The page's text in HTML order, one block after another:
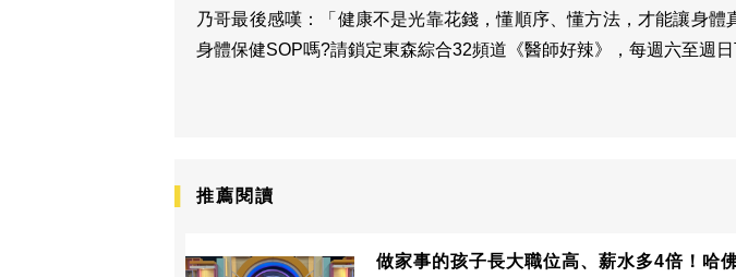
乃哥最後感嘆：「健康不是光靠花錢，懂順序、懂方法，才能讓身體
身體保健SOP嗎?請鎖定東森綜合32頻道《醫師好辣》，每週六至週日
推薦閱讀
做家事的孩子長大職位高、薪水多4倍！哈